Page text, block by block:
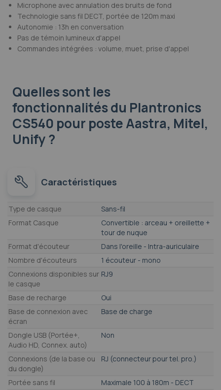
Microphone avec annulation des bruits de fond
Technologie sans fil DECT, portée de 120m maxi
Autonomie : 13h en conversation
Pas de témoin lumineux d'appel
Commandes intégrées : volume, muet, prise d'appel
Quelles sont les
fonctionnalitésdu Plantronics
CS540 pour poste Aastra, Mitel,
Unify ?
Caractéristiques
Caractéristiques
Type de casque
Sans-fil
Format Casque
Convertible : arceau + oreillette +
tour de nuque
Format d'écouteur
Dans l'oreille - Intra-auriculaire
Nombre d'écouteurs
1 écouteur - mono
Connexions disponibles sur
le casque
RJ9
Base de recharge
Oui
Base de connexion avec
écran
Base de charge
Dongle USB (Portée+,
Audio HD, Connex. auto)
Non
Connexions (de la base ou
du dongle)
RJ (connecteur pour tel. pro.)
Portée sans fil
Maximale 100 à 180m - DECT